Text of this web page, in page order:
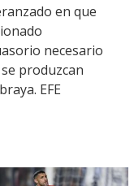
en que
necesario
produzcan
EFE